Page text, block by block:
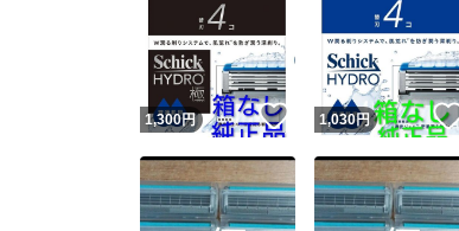
1,300円 いいね！
1,030円